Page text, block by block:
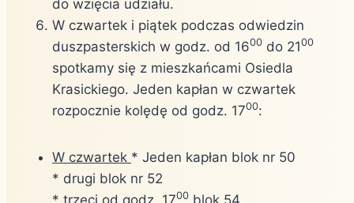
do wzięcia udziału.
W czwartek i piątek podczas odwiedzin
duszpasterskich w godz. od 1600 do 2100
spotkamy się z mieszkańcami Osiedla
Krasickiego. Jeden kapłan w czwartek
rozpocznie kolędę od godz. 1700:
W czwartek * Jeden kapłan blok nr 50
* drugi blok nr 52
* trzeci od godz. 1700 blok 54